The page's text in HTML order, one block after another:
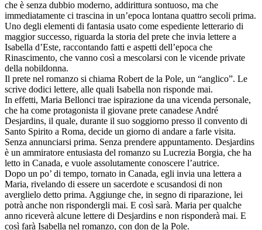
che è senza dubbio moderno, addirittura sontuoso, ma che
immediatamente ci trascina in un’epoca lontana quattro secoli prima.
Uno degli elementi di fantasia usato come espediente letterario di
maggior successo, riguarda la storia del prete che invia lettere a
Isabella d’Este, raccontando fatti e aspetti dell’epoca che
Rinascimento, che vanno così a mescolarsi con le vicende private
della nobildonna.
Il prete nel romanzo si chiama Robert de la Pole, un “anglico”. Le
scrive dodici lettere, alle quali Isabella non risponde mai.
In effetti, Maria Bellonci trae ispirazione da una vicenda personale,
che ha come protagonista il giovane prete canadese André
Desjardins, il quale, durante il suo soggiorno presso il convento di
Santo Spirito a Roma, decide un giorno di andare a farle visita.
Senza annunciarsi prima. Senza prendere appuntamento. Desjardins
è un ammiratore entusiasta del romanzo su Lucrezia Borgia, che ha
letto in Canada, e vuole assolutamente conoscere l’autrice.
Dopo un po’ di tempo, tornato in Canada, egli invia una lettera a
Maria, rivelando di essere un sacerdote e scusandosi di non
averglielo detto prima. Aggiunge che, in segno di riparazione, lei
potrà anche non rispondergli mai. E così sarà. Maria per qualche
anno riceverà alcune lettere di Desjardins e non risponderà mai. E
così farà Isabella nel romanzo, con don de la Pole.